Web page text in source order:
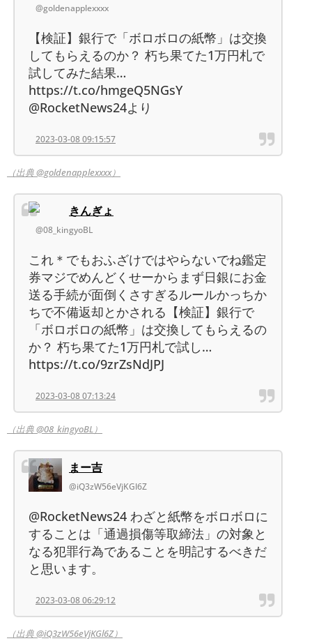
@goldenapplexxxx
【検証】銀行で「ボロボロの紙幣」は交換
してもらえるのか？ 朽ち果てた1万円札で
試してみた結果…
https://t.co/hmgeQ5NGsY
@RocketNews24より
2023-03-08 09:15:57
（出典 @goldenapplexxxx）
きんぎょ
@08_kingyoBL
これ＊でもおふざけではやらないでね鑑定
券マジでめんどくせーからまず日銀にお金
送る手続が面倒くさすぎるルールかっちか
ちで不備返却とかされる【検証】銀行で
「ボロボロの紙幣」は交換してもらえるの
か？ 朽ち果てた1万円札で試し…
https://t.co/9zrZsNdJPJ
2023-03-08 07:13:24
（出典 @08_kingyoBL）
まー吉
@iQ3zW56eVjKGl6Z
@RocketNews24 わざと紙幣をボロボロに
することは「通過損傷等取締法」の対象と
なる犯罪行為であることを明記するべきだ
と思います。
2023-03-08 06:29:12
（出典 @iQ3zW56eVjKGl6Z）